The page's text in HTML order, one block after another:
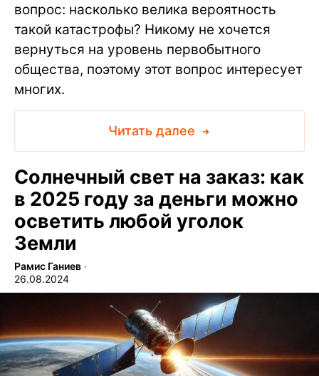
вопрос: насколько велика вероятность
такой катастрофы? Никому не хочется
вернуться на уровень первобытного
общества, поэтому этот вопрос интересует
многих.
Читать далее
Солнечный свет на заказ: как
в 2025 году за деньги можно
осветить любой уголок
Земли
Рамис Ганиев ∙
26.08.2024